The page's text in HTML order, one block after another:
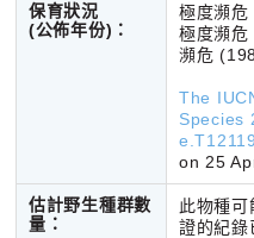
保育狀況
(公佈年份) ：
極度瀕
極度瀕
瀕危
The
Species
on 25
估計野生種群數
量：
此物種
證的紀錄